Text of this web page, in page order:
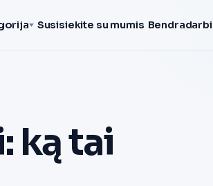
Susisiekite su mumis
ką tai